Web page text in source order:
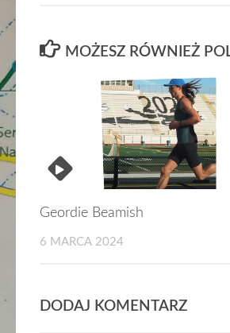
MOŻESZ RÓWNIEŻ
Geordie Beamish
6 MARCA 2024
DODAJ KOMENTARZ